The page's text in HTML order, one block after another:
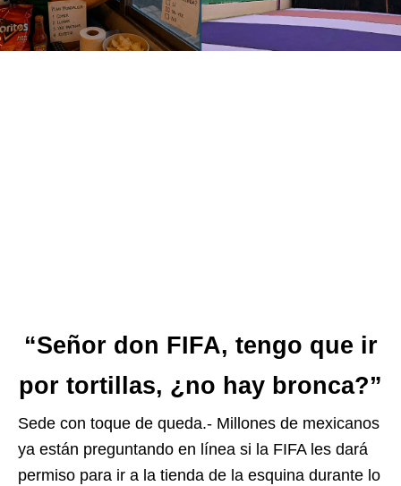
“Señor don FIFA, tengo que ir
por tortillas, ¿no hay bronca?”
Sede con toque de queda.- Millones de mexicanos
ya están preguntando en línea si la FIFA les dará
permiso para ir a la tienda de la esquina durante lo